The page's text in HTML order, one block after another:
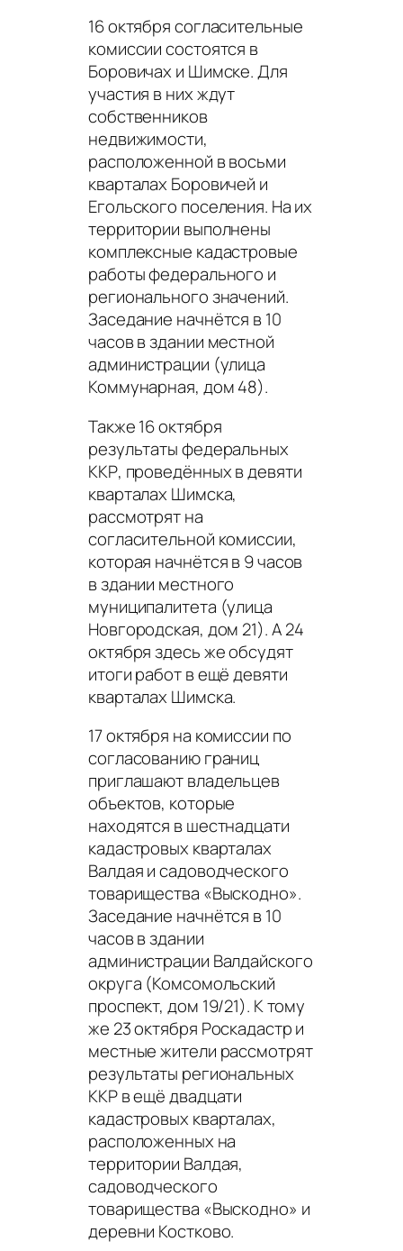
16 октября согласительные
комиссии состоятся в
Боровичах и Шимске. Для
участия в них ждут
собственников
недвижимости,
расположенной в восьми
кварталах Боровичей и
Егольского поселения. На их
территории выполнены
комплексные кадастровые
работы федерального и
регионального значений.
Заседание начнётся в 10
часов в здании местной
администрации (улица
Коммунарная, дом 48).
Также 16 октября
результаты федеральных
ККР, проведённых в девяти
кварталах Шимска,
рассмотрят на
согласительной комиссии,
которая начнётся в 9 часов
в здании местного
муниципалитета (улица
Новгородская, дом 21). А 24
октября здесь же обсудят
итоги работ в ещё девяти
кварталах Шимска.
17 октября на комиссии по
согласованию границ
приглашают владельцев
объектов, которые
находятся в шестнадцати
кадастровых кварталах
Валдая и садоводческого
товарищества «Выскодно».
Заседание начнётся в 10
часов в здании
администрации Валдайского
округа (Комсомольский
проспект, дом 19/21). К тому
же 23 октября Роскадастр и
местные жители рассмотрят
результаты региональных
ККР в ещё двадцати
кадастровых кварталах,
расположенных на
территории Валдая,
садоводческого
товарищества «Выскодно» и
деревни Костково.